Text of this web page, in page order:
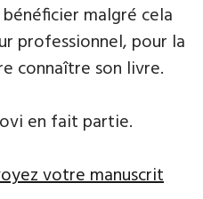
malgré cela
professionnel, pour la
connaître son livre.
en fait partie.
votre manuscrit